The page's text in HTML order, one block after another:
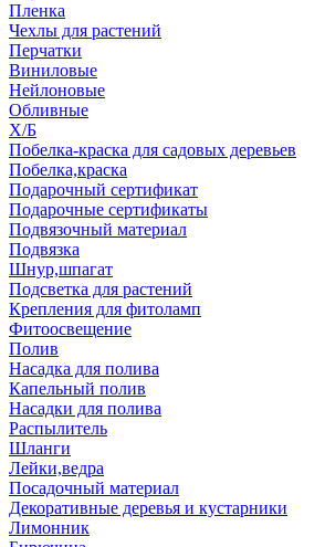
Пленка
Чехлы для растений
Перчатки
Виниловые
Нейлоновые
Обливные
Х/Б
Побелка-краска для садовых деревьев
Побелка,краска
Подарочный сертификат
Подарочные сертификаты
Подвязочный материал
Подвязка
Шнур,шпагат
Подсветка для растений
Крепления для фитоламп
Фитоосвещение
Полив
Насадка для полива
Капельный полив
Насадки для полива
Распылитель
Шланги
Лейки,ведра
Посадочный материал
Декоративные деревья и кустарники
Лимонник